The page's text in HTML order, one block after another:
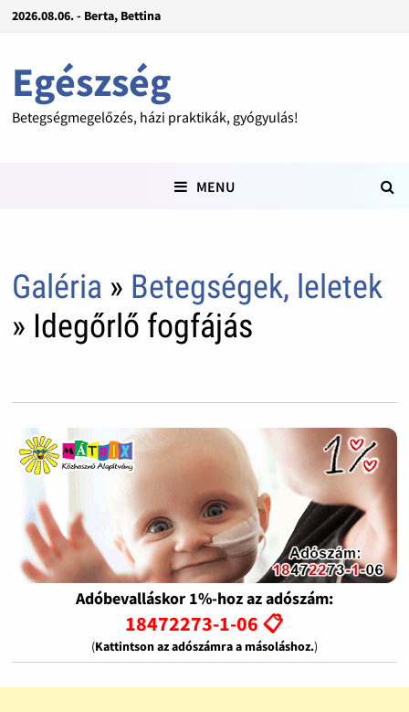
2026.08.06. - Berta, Bettina
Egészség
Betegségmegelőzés, házi praktikák, gyógyulás!
MENU
Galéria » Betegségek, leletek
» Idegőrlő fogfájás
Adóbevalláskor 1%-hoz az adószám:
18472273-1-06 📋
(Kattintson az adószámra a másoláshoz.)